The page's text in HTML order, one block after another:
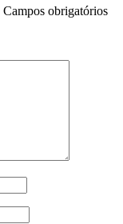
Campos obrigatórios